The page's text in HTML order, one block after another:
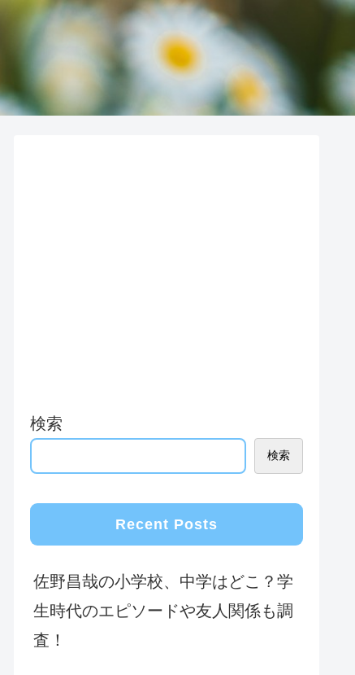
検索
検索
Recent Posts
佐野昌哉の小学校、中学はどこ？学
生時代のエピソードや友人関係も調
査！